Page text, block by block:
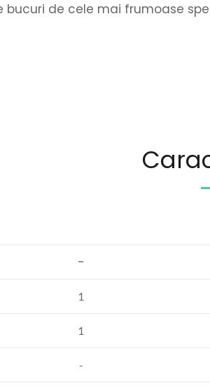
bucuri de cele mai frumoase
-
1
1
-